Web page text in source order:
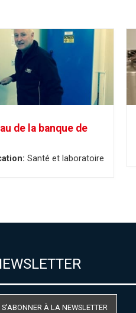
de la banque de
Santé et laboratoire
S'ABONNER À LA NEWSLETTER